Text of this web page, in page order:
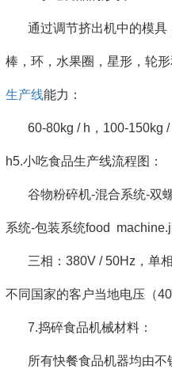
通过调节挤出机中的模具
棒，环，水果圈，星形，轮
生产线能力：
60-80kg / h，100-150kg
h5.小吃食品生产线流程图：
谷物粉碎机-混合系统-双
系统-包装系统food
三相：380V / 50Hz，单
不同国家的客户当地电压（
7.捣碎食品机械材料：
所有快餐食品机器均由